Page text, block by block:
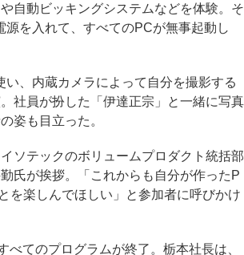
自動ビッキングシステムなどを体験。そ
源を入れて、すべてのPCが無事起動し
、内蔵カメラによって自分を撮影する
社員が扮した「伊達正宗」と一緒に写真
姿も目立った。
ソテックのボリュームプロダクト統括部
氏が挨拶。「これからも自分が作ったP
を楽しんでほしい」と参加者に呼びかけ
てのプログラムが終了。栃本社長は、